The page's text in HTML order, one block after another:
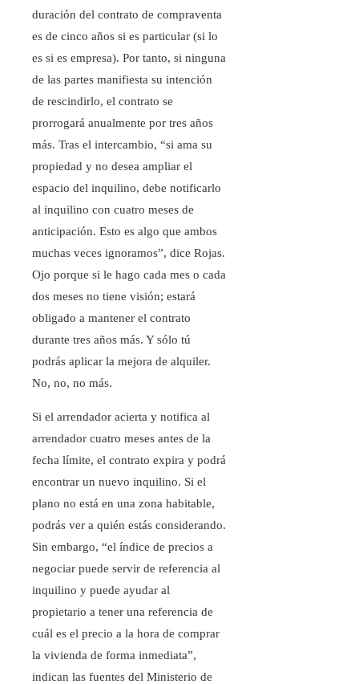
duración del contrato de compraventa
es de cinco años si es particular (si lo
es si es empresa). Por tanto, si ninguna
de las partes manifiesta su intención
de rescindirlo, el contrato se
prorrogará anualmente por tres años
más. Tras el intercambio, “si ama su
propiedad y no desea ampliar el
espacio del inquilino, debe notificarlo
al inquilino con cuatro meses de
anticipación. Esto es algo que ambos
muchas veces ignoramos”, dice Rojas.
Ojo porque si le hago cada mes o cada
dos meses no tiene visión; estará
obligado a mantener el contrato
durante tres años más. Y sólo tú
podrás aplicar la mejora de alquiler.
No, no, no más.
Si el arrendador acierta y notifica al
arrendador cuatro meses antes de la
fecha límite, el contrato expira y podrá
encontrar un nuevo inquilino. Si el
plano no está en una zona habitable,
podrás ver a quién estás considerando.
Sin embargo, “el índice de precios a
negociar puede servir de referencia al
inquilino y puede ayudar al
propietario a tener una referencia de
cuál es el precio a la hora de comprar
la vivienda de forma inmediata”,
indican las fuentes del Ministerio de